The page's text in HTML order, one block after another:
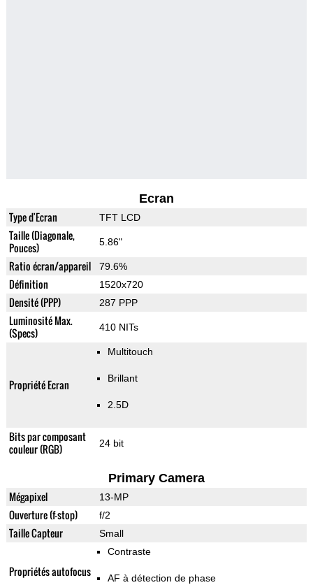
Ecran
Type d'Ecran TFT LCD
Taille (Diagonale,
Pouces)
5.86"
Ratio écran/appareil 79.6%
Définition 1520x720
Densité (PPP) 287 PPP
Luminosité Max.
(Specs)
410 NITs
Propriété Ecran
Multitouch
Brillant
2.5D
Bits par composant
couleur (RGB)
24 bit
Primary Camera
Mégapixel 13-MP
Ouverture (f-stop) f/2
Taille Capteur Small
Propriétés autofocus
Contraste
AF à détection de phase